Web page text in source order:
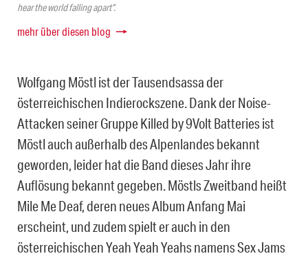
hear the world falling apart“.
mehr über diesen blog
Wolfgang Möstl ist der Tausendsassa der
österreichischen Indierockszene. Dank der Noise-
Attacken seiner Gruppe Killed by 9Volt Batteries ist
Möstl auch außerhalb des Alpenlandes bekannt
geworden, leider hat die Band dieses Jahr ihre
Auflösung bekannt gegeben. Möstls Zweitband heißt
Mile Me Deaf, deren neues Album Anfang Mai
erscheint, und zudem spielt er auch in den
österreichischen Yeah Yeah Yeahs namens Sex Jams